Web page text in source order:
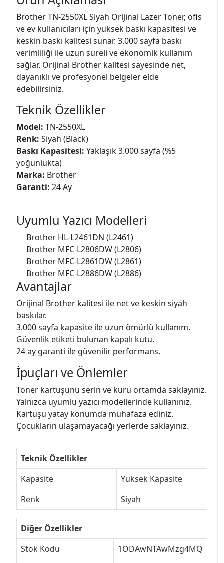
Brother TN-2550XL Siyah Orijinal Lazer Toner, ofis
ve ev kullanıcıları için yüksek baskı kapasitesi ve
keskin baskı kalitesi sunar. 3.000 sayfa baskı
verimliliği ile uzun süreli ve ekonomik kullanım
sağlar. Orijinal Brother kalitesi sayesinde net,
dayanıklı ve profesyonel belgeler elde
edebilirsiniz.
Teknik Özellikler
Model: TN-2550XL
Renk: Siyah (Black)
Baskı Kapasitesi: Yaklaşık 3.000 sayfa (%5
yoğunlukta)
Marka: Brother
Garanti: 24 Ay
Uyumlu Yazıcı Modelleri
Brother HL-L2461DN (L2461)
Brother MFC-L2806DW (L2806)
Brother MFC-L2861DW (L2861)
Brother MFC-L2886DW (L2886)
Avantajlar
Orijinal Brother kalitesi ile net ve keskin siyah
baskılar.
3.000 sayfa kapasite ile uzun ömürlü kullanım.
Güvenlik etiketi bulunan kapalı kutu.
24 ay garanti ile güvenilir performans.
İpuçları ve Önlemler
Toner kartuşunu serin ve kuru ortamda saklayınız.
Yalnızca uyumlu yazıcı modellerinde kullanınız.
Kartuşu yatay konumda muhafaza ediniz.
Çocukların ulaşamayacağı yerlerde saklayınız.
Teknik Özellikler
Kapasite
Yüksek Kapasite
Renk
Siyah
Diğer Özellikler
Stok Kodu
1ODAwNTAwMzg4MQ